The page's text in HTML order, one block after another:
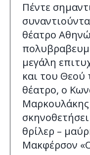
Πέντε
θέατρο
μεγάλη
και του Θεού
θέατρο, ο
Μαρκουλάκης
θρίλερ –
Μακφέρσον